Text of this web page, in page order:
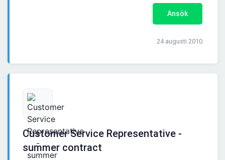
Ansök
24 augusti 2010
Customer Service Representative -
summer contract